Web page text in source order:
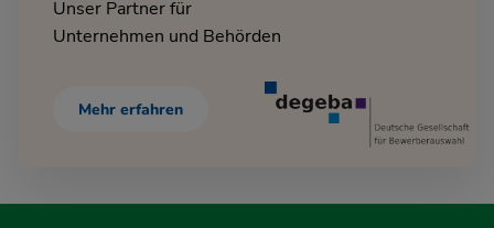
Unser Partner für
Unternehmen und Behörden
Mehr erfahren